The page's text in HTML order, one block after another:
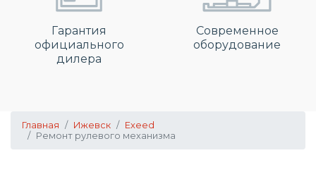
Гарантия
официального
дилера
Современное
оборудование
Главная Ижевск
Exeed
Ремонт рулевого механизма